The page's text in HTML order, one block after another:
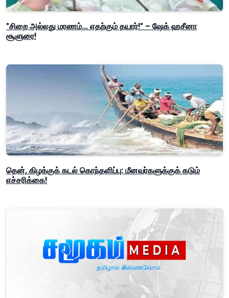
"சிறை அல்லது மரணம்... எதற்கும் தயார்!" – ஷேக் ஹசீனா
சூளுரை!
தென், கிழக்குக் கடல் கொந்தளிப்பு: மீனவர்களுக்குக் கடும்
எச்சரிக்கை!